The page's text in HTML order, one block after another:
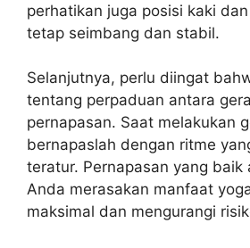
perhatikan juga posisi kaki
tetap seimbang dan stabil.
Selanjutnya, perlu diingat
tentang perpaduan antara
pernapasan. Saat melakukan
bernapaslah dengan ritme
teratur. Pernapasan yang baik
Anda merasakan manfaat
maksimal dan mengurangi